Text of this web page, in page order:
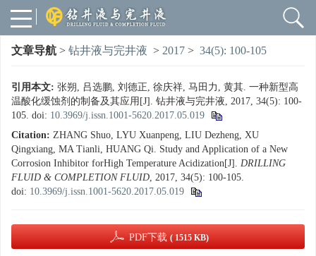
文章导航 > 钻井液与完井液 > 2017 > 34(5): 100-105
引用本文: 张朔, 吕选鹏, 刘德正, 徐庆祥, 马田力, 黄其. 一种新型高
温酸化缓蚀剂的制备及其应用[J]. 钻井液与完井液, 2017, 34(5): 100-
105. doi: 10.3969/j.issn.1001-5620.2017.05.019
Citation: ZHANG Shuo, LYU Xuanpeng, LIU Dezheng, XU
Qingxiang, MA Tianli, HUANG Qi. Study and Application of a New
Corrosion Inhibitor forHigh Temperature Acidization[J]. DRILLING
FLUID & COMPLETION FLUID, 2017, 34(5): 100-105.
doi: 10.3969/j.issn.1001-5620.2017.05.019
PDF下载 ( 1515 KB)